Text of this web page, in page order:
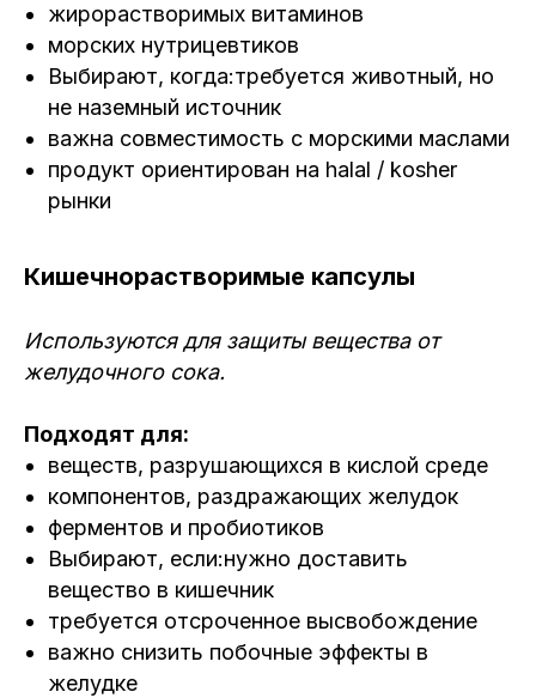
жирорастворимых витаминов
морских нутрицевтиков
Выбирают, когда:требуется животный, но
не наземный источник
важна совместимость с морскими маслами
продукт ориентирован на halal / kosher
рынки
Кишечнорастворимые капсулы
Используются для защиты вещества от
желудочного сока.
Подходят для:
веществ, разрушающихся в кислой среде
компонентов, раздражающих желудок
ферментов и пробиотиков
Выбирают, если:нужно доставить
вещество в кишечник
требуется отсроченное высвобождение
важно снизить побочные эффекты в
желудке